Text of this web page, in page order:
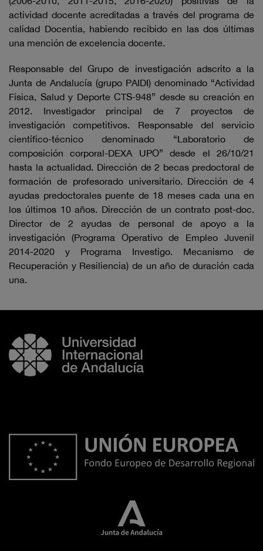
actividad docente acreditadas a través del programa de
calidad Docentia, habiendo recibido en las dos últimas
una mención de excelencia docente.
Responsable del Grupo de investigación adscrito a la
Junta de Andalucía (grupo PAIDI) denominado “Actividad
Física, Salud y Deporte CTS-948” desde su creación en
2012. Investigador principal de 7 proyectos de
investigación competitivos. Responsable del servicio
científico-técnico denominado “Laboratorio de
composición corporal-DEXA UPO” desde el 26/10/21
hasta la actualidad. Dirección de 2 becas predoctoral de
formación de profesorado universitario. Dirección de 4
ayudas predoctorales puente de 18 meses cada una en
los últimos 10 años. Dirección de un contrato post-doc.
Director de 2 ayudas de personal de apoyo a la
investigación (Programa Operativo de Empleo Juvenil
2014-2020 y Programa Investigo. Mecanismo de
Recuperación y Resiliencia) de un año de duración cada
una.